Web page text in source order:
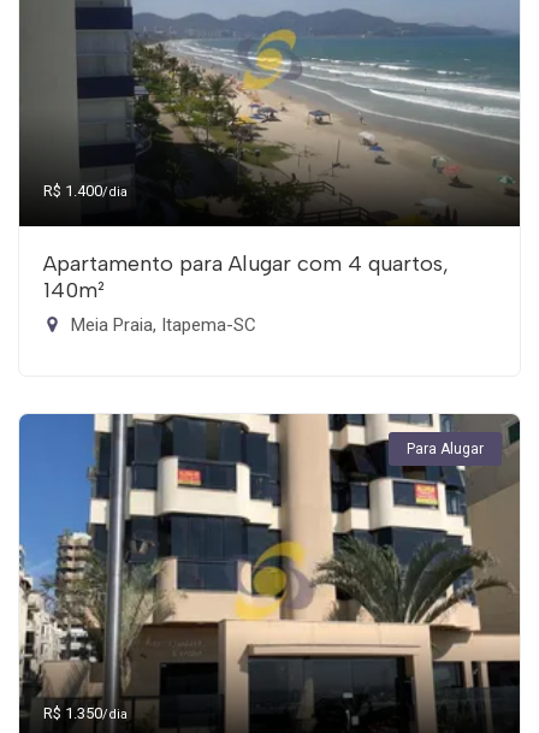
R$ 1.400/dia
Apartamento para Alugar com 4 quartos,
140m²
Meia Praia, Itapema-SC
Para Alugar
R$ 1.350/dia